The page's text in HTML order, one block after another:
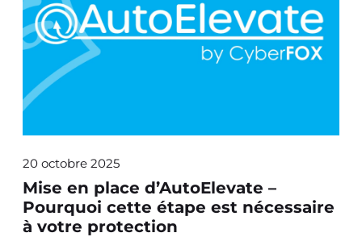
Mise en place d’AutoElevate –
Pourquoi cette étape est nécessaire
à votre protection
20 octobre 2025